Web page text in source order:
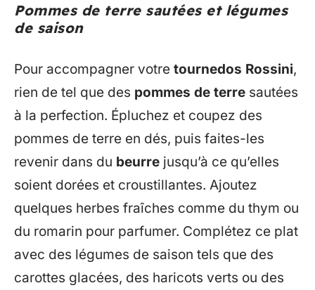
Pommes de terre sautées et légumes
de saison
Pour accompagner votre tournedos Rossini,
rien de tel que des pommes de terre sautées
à la perfection. Épluchez et coupez des
pommes de terre en dés, puis faites-les
revenir dans du beurre jusqu’à ce qu’elles
soient dorées et croustillantes. Ajoutez
quelques herbes fraîches comme du thym ou
du romarin pour parfumer. Complétez ce plat
avec des légumes de saison tels que des
carottes glacées, des haricots verts ou des